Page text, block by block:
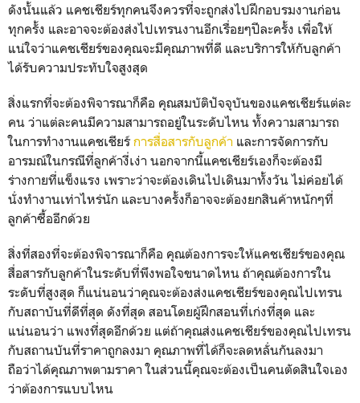
ดังนั้นแล้ว แคชเชียร์ทุกคนจึงควรที่จะถูกส่งไปฝึกอบรมงานก่อน
ทุกครั้ง และอาจจะต้องส่งไปเทรนงานอีกเรื่อยๆปีละครั้ง เพื่อให้
แน่ใจว่าแคชเชียร์ของคุณจะมีคุณภาพที่ดี และบริการให้กับลูกค้า
ได้รับความประทับใจสูงสุด
สิ่งแรกที่จะต้องพิจารณาก็คือ คุณสมบัติปัจจุบันของแคชเชียร์แต่ละ
คน ว่าแต่ละคนมีความสามารถอยู่ในระดับไหน ทั้งความสามารถ
ในการทำงานแคชเชียร์ การสื่อสารกับลูกค้า และการจัดการกับ
อารมณ์ในกรณีที่ลูกค้างี่เง่า นอกจากนี้แคชเชียร์เองก็จะต้องมี
ร่างกายที่แข็งแรง เพราะว่าจะต้องเดินไปเดินมาทั้งวัน ไม่ค่อยได้
นั่งทำงานเท่าไหร่นัก และบางครั้งก็อาจจะต้องยกสินค้าหนักๆที่
ลูกค้าซื้ออีกด้วย
สิ่งที่สองที่จะต้องพิจารณาก็คือ คุณต้องการจะให้แคชเชียร์ของคุณ
สื่อสารกับลูกค้าในระดับที่พึงพอใจขนาดไหน ถ้าคุณต้องการใน
ระดับที่สูงสุด ก็แน่นอนว่าคุณจะต้องส่งแคชเชียร์ของคุณไปเทรน
กับสถาบันที่ดีที่สุด ดังที่สุด สอนโดยผู้ฝึกสอนที่เก่งที่สุด และ
แน่นอนว่า แพงที่สุดอีกด้วย แต่ถ้าคุณส่งแคชเชียร์ของคุณไปเทรน
กับสถานบันที่ราคาถูกลงมา คุณภาพที่ได้ก็จะลดหลั่นกันลงมา
ถือว่าได้คุณภาพตามราคา ในส่วนนี้คุณจะต้องเป็นคนตัดสินใจเอง
ว่าต้องการแบบไหน